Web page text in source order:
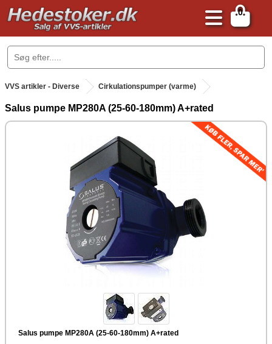
0
.
VVS artikler - Diverse Cirkulationspumper (varme)
Salus pumpe MP280A (25-60-180mm) A+rated
Salus pumpe MP280A (25-60-180mm) A+rated